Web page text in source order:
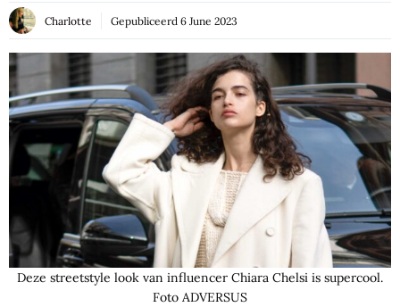
Charlotte Gepubliceerd 6 June 2023
Deze streetstyle look van influencer Chiara Chelsi is supercool.
Foto ADVERSUS